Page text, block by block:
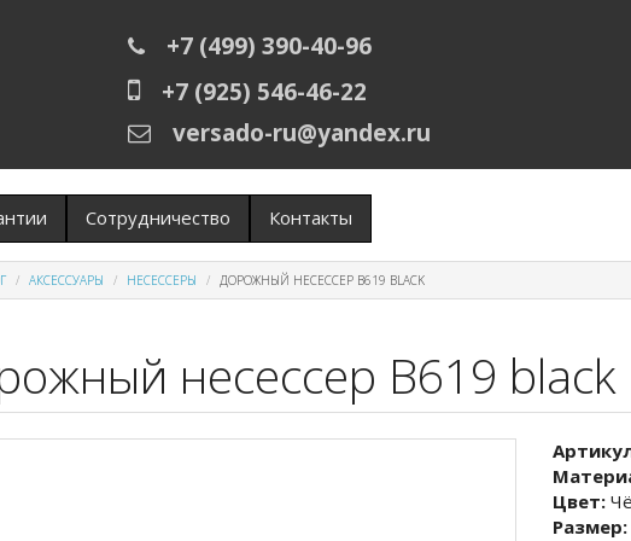
+7 (499) 390-40-96
+7 (925) 546-46-22
versado-ru@yandex.ru
Сотрудничество Контакты
АКСЕССУАРЫ НЕСЕССЕРЫ ДОРОЖНЫЙ НЕСЕССЕР B619 BLACK
несессер B619 black
Цвет:
Размер: